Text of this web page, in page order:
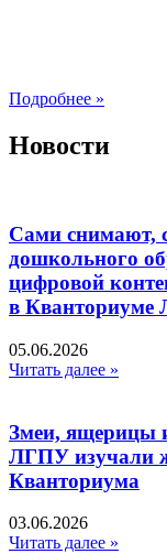
Подробнее »
Новости
Сами снимают,
дошкольного
цифровой
в
05.06.2026
Читать далее »
Змеи, ящерицы
ЛГПУ изучали
Кванториума
03.06.2026
Читать далее »